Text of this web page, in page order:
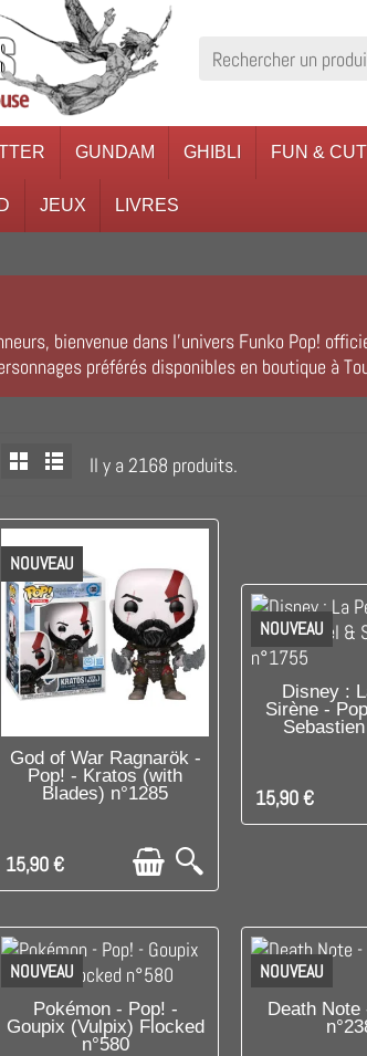
GUNDAM GHIBLI FUN &
JEUX LIVRES
bienvenue dans l’univers Funko Pop!
préférés disponibles en boutique à
Il y a 2168 produits.
NOUVEAU
DISPONIBLE
God of War Ragnarök -
Pop! - Kratos (with
Blades) n°1285
15,90 €
NOUVEAU
Disney :
Sirène -
15,90 €
NOUVEAU
DISPONIBLE
Pokémon - Pop! -
Goupix (Vulpix) Flocked
n°580
NOUVEAU
Death